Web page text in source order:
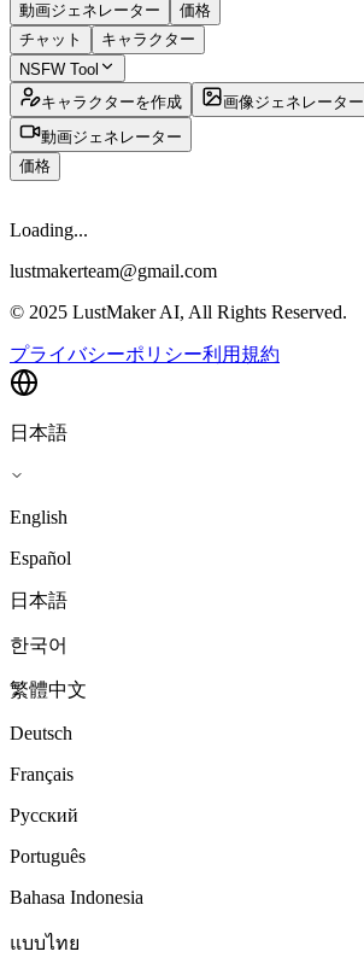
動画ジェネレーター
価格
チャット
キャラクター
NSFW Tool
キャラクターを作成
画像ジェネレーター
動画ジェネレーター
価格
Loading...
lustmakerteam@gmail.com
© 2025 LustMaker AI, All Rights Reserved.
プライバシーポリシー利用規約
日本語
English
Español
日本語
한국어
繁體中文
Deutsch
Français
Русский
Português
Bahasa Indonesia
แบบไทย